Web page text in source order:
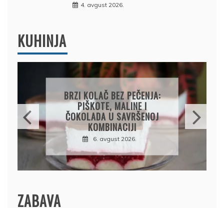
4. avgust 2026.
KUHINJA
PAPRIKE SA MESOM I
PIRINČEM NA KAŠIKU:
SOČAN I JEDNOSTAVAN
RUČAK IZ JEDNE ŠERPE
7. avgust 2026.
ZABAVA